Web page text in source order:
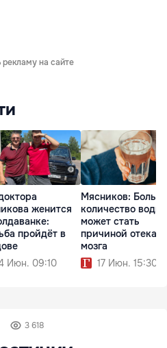
рекламу на сайте
женится
пройдёт в
Июн. 09:10
Мясников:
количество воды
может стать
причиной отека
мозга
17 Июн. 15:30
3 618